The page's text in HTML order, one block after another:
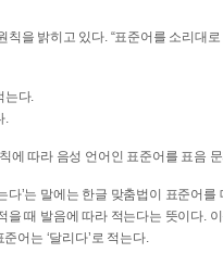
칙을 밝히고 있다. “표준어를 소리대
는다.
.
에 따라 음성 언어인 표준어를 표음
다’는 말에는 한글 맞춤법이 표준어
는 뜻이다. 이를테면 [나무]라고 소리 나는 표준어는 ‘나무’로 적
어는 ‘달리다’로 적는다.